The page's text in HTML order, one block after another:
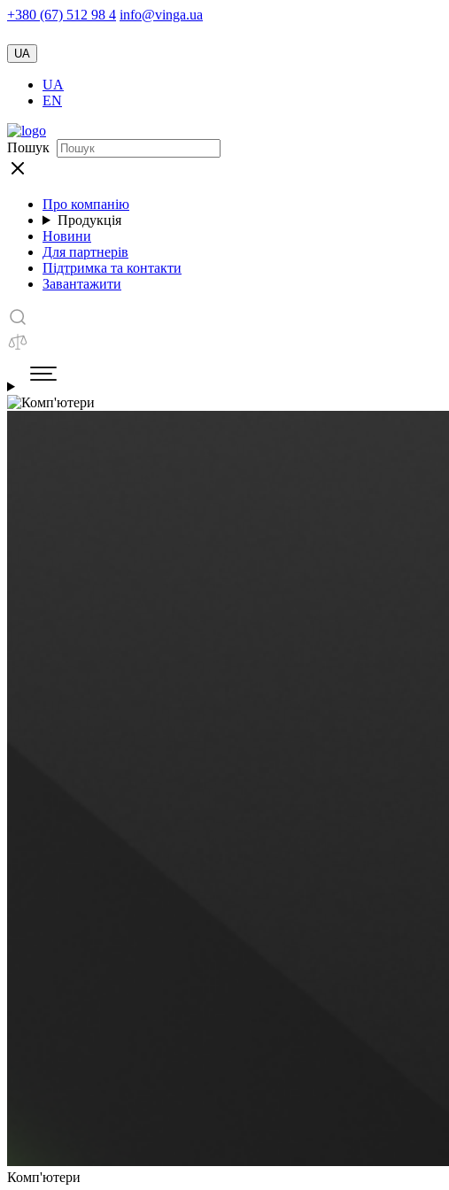
+380 (67) 512 98 4 info@vinga.ua
UA
UA
EN
Пошук
Про компанію
Продукція
Новини
Для партнерів
Підтримка та контакти
Завантажити
Комп'ютери